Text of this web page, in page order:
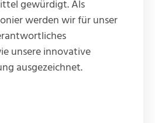
gewürdigt. Als
werden wir für unser
unsere innovative
ausgezeichnet.